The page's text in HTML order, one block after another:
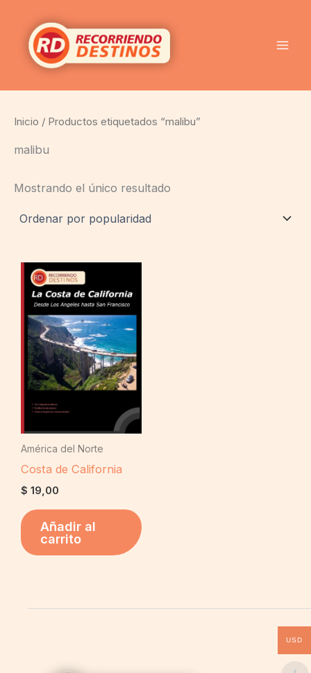
contenido
Inicio / Productos etiquetados “malibu”
malibu
Mostrando el único resultado
América del Norte
Costa de California
$ 19,00
Añadir al
carrito
USD